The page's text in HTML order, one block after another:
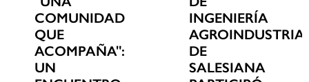
COMUNIDAD
QUE
ACOMPAÑA":
UN
INGENIERÍA
DE
SALESIANA